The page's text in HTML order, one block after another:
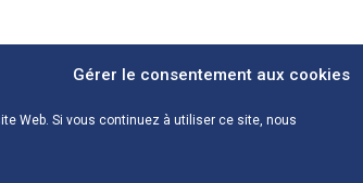
Gérer le consentement aux cookies
Web. Si vous continuez à utiliser ce site, nous